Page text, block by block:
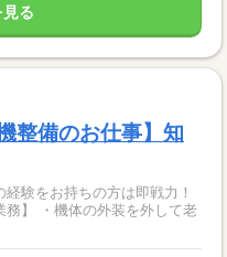
る
整備のお仕事】知